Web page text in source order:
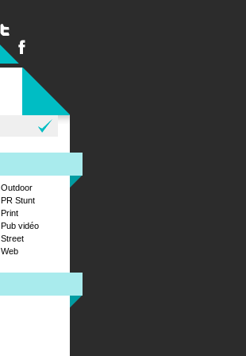
Outdoor
PR Stunt
Print
Pub vidéo
Street
Web